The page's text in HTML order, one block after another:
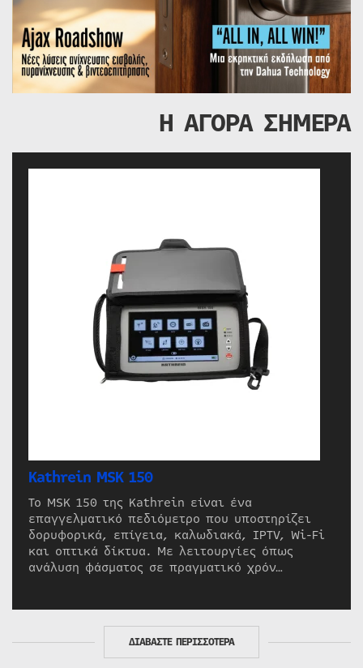
Η ΑΓΟΡΑ ΣΗΜΕΡΑ
Kathrein MSK 150
Το MSK 150 της Kathrein είναι ένα
επαγγελματικό πεδιόμετρο που υποστηρίζει
δορυφορικά, επίγεια, καλωδιακά, IPTV, Wi-Fi
και οπτικά δίκτυα. Με λειτουργίες όπως
ανάλυση φάσματος σε πραγματικό χρόν…
ΔΙΑΒΑΣΤΕ ΠΕΡΙΣΣΟΤΕΡΑ